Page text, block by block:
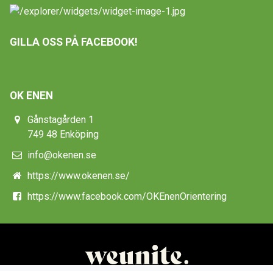
GILLA OSS PÅ FACEBOOK!
OK ENEN
Gånstagården 1
749 48 Enköping
info@okenen.se
https://www.okenen.se/
https://www.facebook.com/OKEnenOrientering